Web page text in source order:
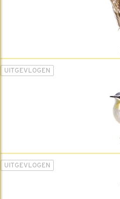
UITGEVLOGEN
UITGEVLOGEN